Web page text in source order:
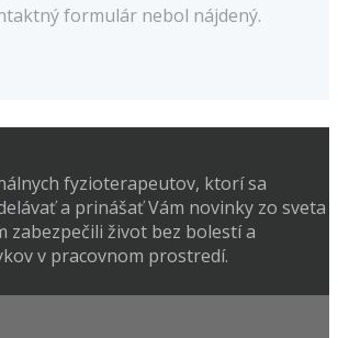
formulár nebol nájdený.
fyzioterapeutov, ktorí sa
a prinášať Vám novinky zo sveta
zabezpečili život bez bolestí a
v pracovnom prostredí.